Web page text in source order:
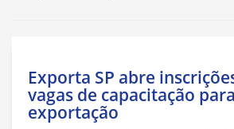
Exporta SP abre
vagas de capacitação para
exportação